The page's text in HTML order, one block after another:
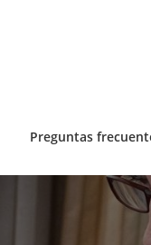
Preguntas